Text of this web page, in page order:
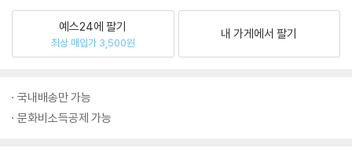
예스24에 팔기
최상 매입가 3,500원
내 가게에서 팔기
국내배송만 가능
문화비소득공제 가능